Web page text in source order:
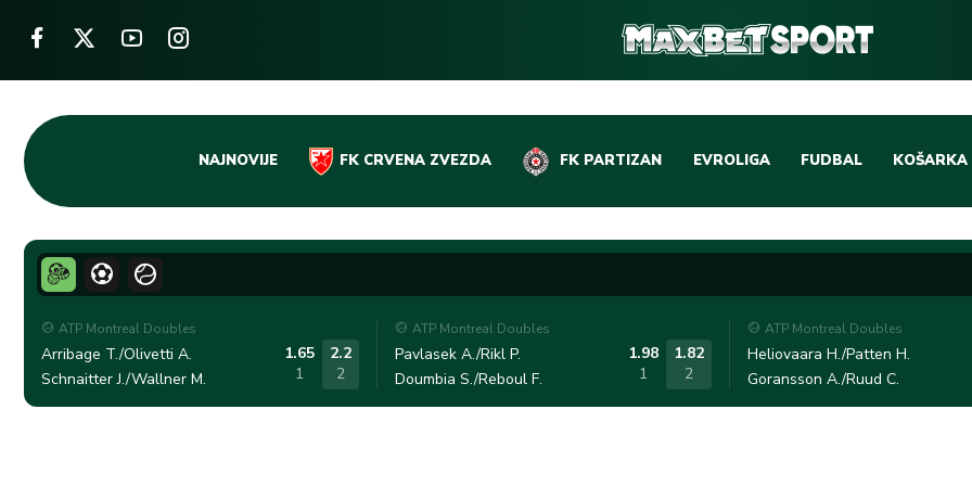
Skip
content
NAJNOVIJE FK CRVENA ZVEZDA FK PARTIZAN EVROLIGA FUDBAL
DOMAĆI FUDBAL
LIGE PETICE
OSTALE LIGE
KOŠARKA
EVROLIGA
ABA LIGA
ATP Montreal Doubles
Arribage T./Olivetti A.
Schnaitter J./Wallner M.
1.65
1
2.2
2
ATP Montreal Doubles
Pavlasek A./Rikl P.
Doumbia S./Reboul F.
1.98
1
1.82
2
ATP Montreal Doubles
Heliovaara H./Patten H.
Goransson A./Ruud C.